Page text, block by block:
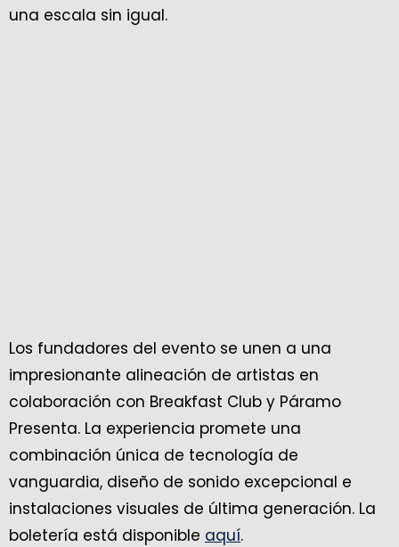
una escala sin igual.
Los fundadores del evento se unen a una
impresionante alineación de artistas en
colaboración con Breakfast Club y Páramo
Presenta. La experiencia promete una
combinación única de tecnología de
vanguardia, diseño de sonido excepcional e
instalaciones visuales de última generación. La
boletería está disponible aquí.